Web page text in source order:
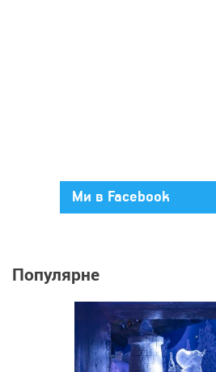
Ми в Facebook
Популярне